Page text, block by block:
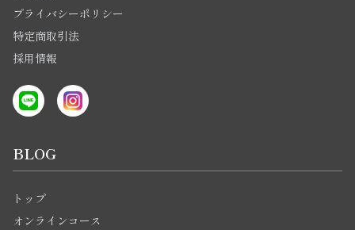
プライバシーポリシー
特定商取引法
採用情報
BLOG
トップ
オンラインコース